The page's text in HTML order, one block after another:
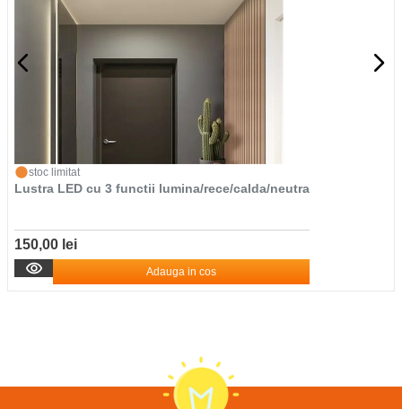
stoc limitat
Lustra LED cu 3 functii lumina/rece/calda/neutra
150,00 lei
Adauga in cos